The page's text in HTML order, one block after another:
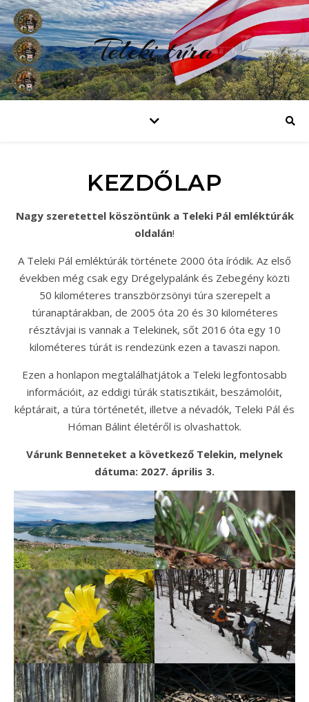
Teleki túra
KEZDŐLAP
Nagy szeretettel köszöntünk a Teleki Pál emléktúrák
oldalán!
A Teleki Pál emléktúrák története 2000 óta íródik. Az első
években még csak egy Drégelypalánk és Zebegény közti
50 kilométeres transzbörzsönyi túra szerepelt a
túranaptárakban, de 2005 óta 20 és 30 kilométeres
résztávjai is vannak a Telekinek, sőt 2016 óta egy 10
kilométeres túrát is rendezünk ezen a tavaszi napon.
Ezen a honlapon megtalálhatjátok a Teleki legfontosabb
információit, az eddigi túrák statisztikáit, beszámolóit,
képtárait, a túra történetét, illetve a névadók, Teleki Pál és
Hóman Bálint életéről is olvashattok.
Várunk Benneteket a következő Telekin, melynek
dátuma: 2027. április 3.